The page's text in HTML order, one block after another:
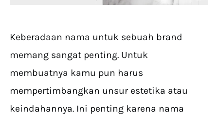
Keberadaan nama untuk sebuah brand
memang sangat penting. Untuk
membuatnya kamu pun harus
mempertimbangkan unsur estetika atau
keindahannya. Ini penting karena nama